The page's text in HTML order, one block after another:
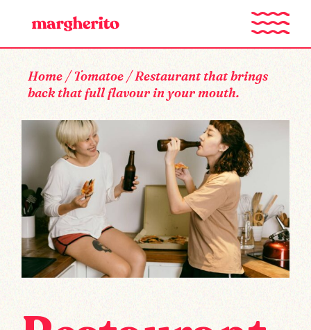
Home Tomatoe
Restaurant that brings
back that full flavour in your mouth.